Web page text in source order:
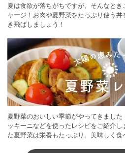
夏は食欲が落ちがちですが、そんなと
ャージ！お肉や夏野菜をたっぷり使う
き飛ばしましょう！
夏野菜のおいしい季節がやってきまし
ッキーニなどを使ったレシピをご紹介
た夏野菜は栄養もたっぷり。美味しく